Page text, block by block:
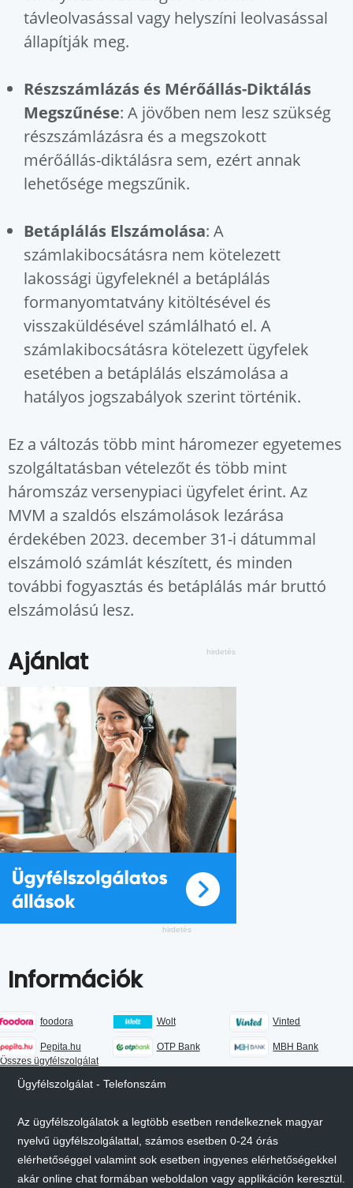
távleolvasással vagy helyszíni leolvasással
állapítják meg.
Részszámlázás és Mérőállás-Diktálás
Megszűnése: A jövőben nem lesz szükség
részszámlázásra és a megszokott
mérőállás-diktálásra sem, ezért annak
lehetősége megszűnik.
Betáplálás Elszámolása: A
számlakibocsátásra nem kötelezett
lakossági ügyfeleknél a betáplálás
formanyomtatvány kitöltésével és
visszaküldésével számlálható el. A
számlakibocsátásra kötelezett ügyfelek
esetében a betáplálás elszámolása a
hatályos jogszabályok szerint történik.
Ez a változás több mint háromezer egyetemes
szolgáltatásban vételezőt és több mint
háromszáz versenypiaci ügyfelet érint. Az
MVM a szaldós elszámolások lezárása
érdekében 2023. december 31-i dátummal
elszámoló számlát készített, és minden
további fogyasztás és betáplálás már bruttó
elszámolású lesz.
Ajánlat
Információk
foodora Wolt Vinted
Pepita.hu OTP Bank
MBH Bank
Összes ügyfélszolgálat
Ügyfélszolgálat - Telefonszám
Az ügyfélszolgálatok a legtöbb esetben rendelkeznek magyar
nyelvű ügyfélszolgálattal, számos esetben 0-24 órás
elérhetőséggel valamint sok esetben ingyenes elérhetőségekkel
akár online chat formában weboldalon vagy applikáción keresztül.